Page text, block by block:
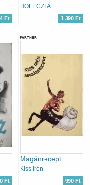
Ft
HOLECZ lÁSZLÓ
1 390 Ft
Ft
PARTNER
Magánrecept
Kiss Irén
990 Ft